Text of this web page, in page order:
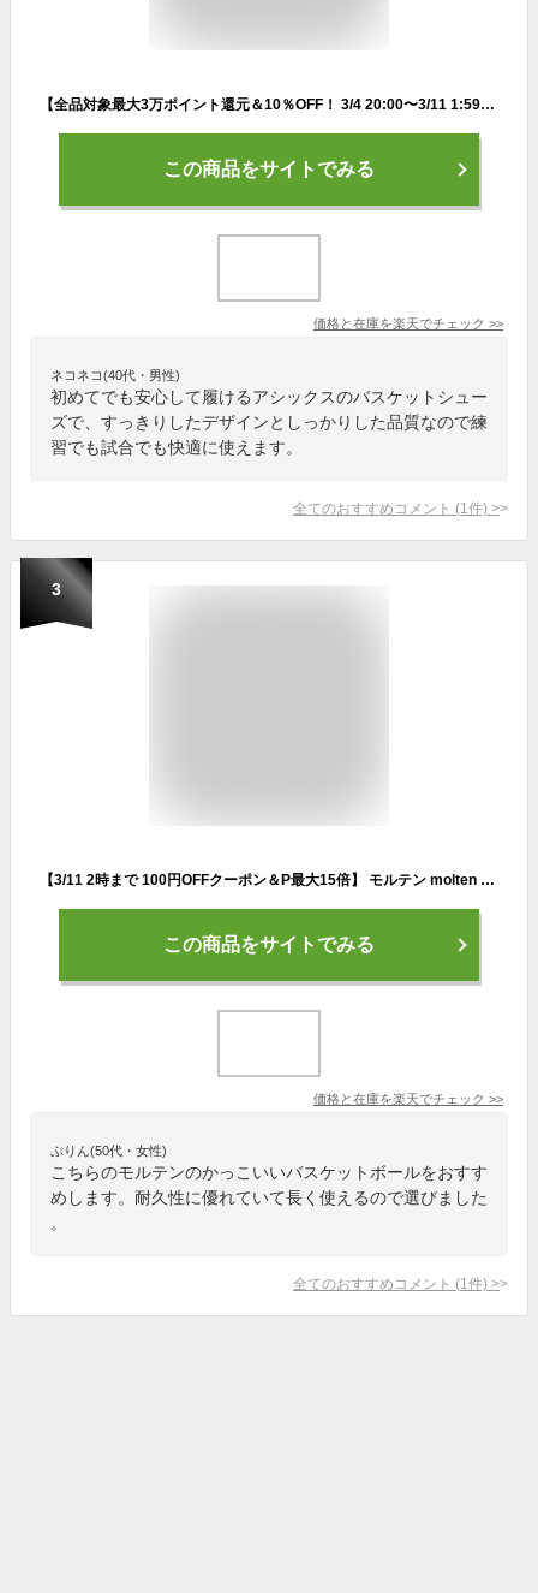
【全品対象最大3万ポイント還元＆10％OFF！ 3/4 20:00〜3/11 1:59】アシックス バスケットシューズ ジュニア キッズ 子供 ダンクショットDUNKSHOT MB 10 1064A019-001 asics バッシュ キッズ 初心者 黒 ブラック
この商品をサイトでみる
価格と在庫を楽天でチェック >>
ネコネコ(40代・男性)
初めてでも安心して履けるアシックスのバスケットシュー
ズで、すっきりしたデザインとしっかりした品質なので練
習でも試合でも快適に使えます。
全てのおすすめコメント (1 件) >
3
【3/11 2時まで 100円OFFクーポン＆P最大15倍】 モルテン molten バスケット バスケットボールGA 7号球 中学 高校 社会人 大学 バスケ ばすけ ボール 部活 体育 練習 試合 体育館 7号 球技 ボール競技 バスケ用品 BGA7
この商品をサイトでみる
価格と在庫を楽天でチェック >>
ぷりん(50代・女性)
こちらのモルテンのかっこいいバスケットボールをおすす
めします。耐久性に優れていて長く使えるので選びました
。
全てのおすすめコメント (1 件) >